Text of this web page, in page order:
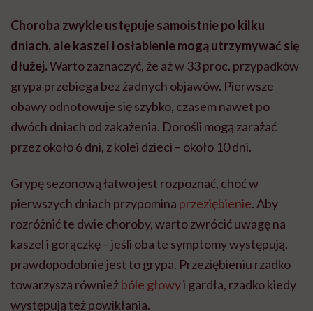
Choroba zwykle ustępuje samoistnie po kilku
dniach, ale kaszel i osłabienie mogą utrzymywać się
dłużej.Warto zaznaczyć, że aż w 33 proc. przypadków
grypa przebiega bez żadnych objawów. Pierwsze
obawy odnotowuje się szybko, czasem nawet po
dwóch dniach od zakażenia. Dorośli mogą zarażać
przez około 6 dni, z kolei dzieci – około 10 dni.
Grypę sezonową łatwo jest rozpoznać, choć w
pierwszych dniach przypomina przeziębienie. Aby
rozróżnić te dwie choroby, warto zwrócić uwagę na
kaszel i gorączkę – jeśli oba te symptomy występują,
prawdopodobnie jest to grypa. Przeziębieniu rzadko
towarzyszą równieżbóle głowyi gardła, rzadko kiedy
występują też powikłania.